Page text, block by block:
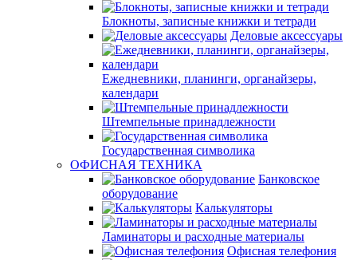
Блокноты, записные книжки и тетради
Деловые аксессуары
Ежедневники, планинги, органайзеры,
календари
Штемпельные принадлежности
Государственная символика
ОФИСНАЯ ТЕХНИКА
Банковское
оборудование
Калькуляторы
Ламинаторы и расходные материалы
Офисная телефония